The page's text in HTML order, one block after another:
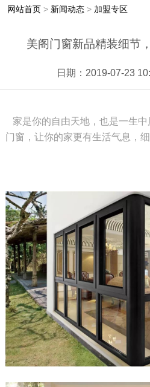
网站首页> 新闻动态> 加盟专区
美阁门窗新品精装细节
日期：2019-07-23
家是你的自由天地，也是一生中
门窗，让你的家更有生活气息，细